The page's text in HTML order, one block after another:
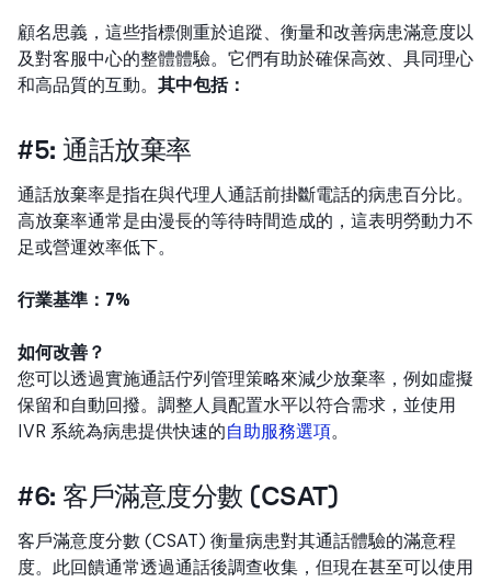
顧名思義，這些指標側重於追蹤、衡量和改善病患滿意度以
及對客服中心的整體體驗。它們有助於確保高效、具同理心
和高品質的互動。 其中包括：
#5: 通話放棄率
通話放棄率是指在與代理人通話前掛斷電話的病患百分比。
高放棄率通常是由漫長的等待時間造成的，這表明勞動力不
足或營運效率低下。
行業基準：7%
如何改善？
您可以透過實施通話佇列管理策略來減少放棄率，例如虛擬
保留和自動回撥。調整人員配置水平以符合需求，並使用
IVR 系統為病患提供快速的自助服務選項。
#6: 客戶滿意度分數 (CSAT)
客戶滿意度分數 (CSAT) 衡量病患對其通話體驗的滿意程
度。此回饋通常透過通話後調查收集，但現在甚至可以使用